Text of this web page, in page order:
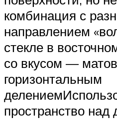
комбинация с
направлением
стекле в
со вкусом —
горизонтальным
пространство